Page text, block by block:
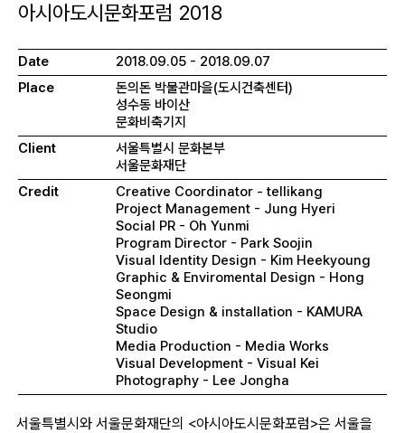
아시아도시문화포럼 2018
Date
2018.09.05 - 2018.09.07
Place
돈의돈 박물관마을(도시건축센터)
성수동 바이산
문화비축기지
Client
서울특별시 문화본부
서울문화재단
Credit
Creative Coordinator - tellikang
Project Management - Jung Hyeri
Social PR - Oh Yunmi
Program Director - Park Soojin
Visual Identity Design - Kim Heekyoung
Graphic & Enviromental Design - Hong
Seongmi
Space Design & installation - KAMURA
Studio
Media Production - Media Works
Visual Development - Visual Kei
Photography - Lee Jongha
서울특별시와 서울문화재단의 <아시아도시문화포럼>은 서울을